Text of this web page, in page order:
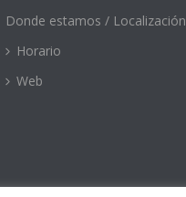
Donde estamos / Localización
Horario
Web